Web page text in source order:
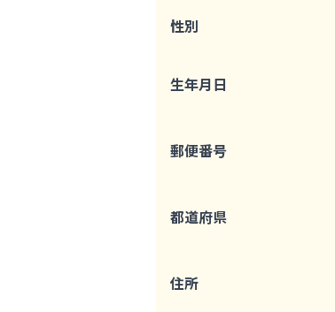
性別
生年月日
郵便番号
都道府県
住所